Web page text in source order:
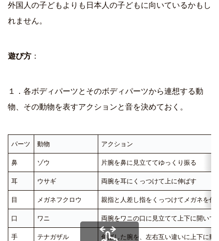
外国人の子どもよりも日本人の子どもに向いているかもし
れません。
遊び方 ：
１．各ボディパーツとそのボディパーツから連想する動
物、その動物を表すアクションと音を決めておく。
パーツ 動物 アクション
鼻 ゾウ 片腕を鼻に見立ててゆっくり振る
耳 ウサギ 両腕を耳にくっつけて上に伸ばす
目 メガネフクロウ 親指と人差し指をくっつけてメガネを作
口 ワニ 両腕をワニの口に見立てて上下に開いて
手 テナガザル 伸ばした腕を、左右互い違いに上下に動